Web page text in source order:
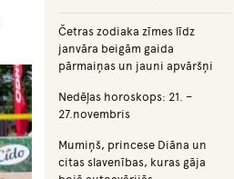
Četras zodiaka zīmes līdz
janvāra beigām gaida
pārmaiņas un jauni apvāršņi
Nedēļas horoskops: 21. –
27.novembris
Mumiņš, princese Diāna un
citas slavenības, kuras gāja